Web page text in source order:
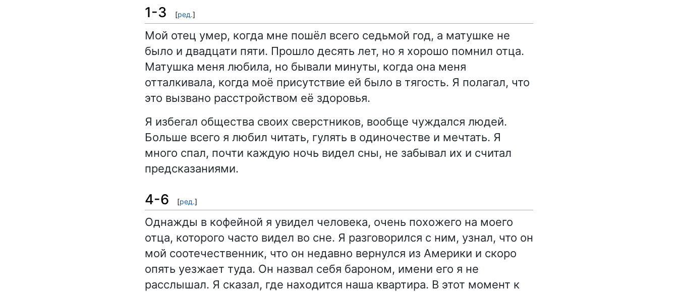
1-3 [ред.]
Мой отец умер, когда мне пошёл всего седьмой год, а матушке не
было и двадцати пяти. Прошло десять лет, но я хорошо помнил отца.
Матушка меня любила, но бывали минуты, когда она меня
отталкивала, когда моё присутствие ей было в тягость. Я полагал, что
это вызвано расстройством её здоровья.
Я избегал общества своих сверстников, вообще чуждался людей.
Больше всего я любил читать, гулять в одиночестве и мечтать. Я
много спал, почти каждую ночь видел сны, не забывал их и считал
предсказаниями.
4-6 [ред.]
Однажды в кофейной я увидел человека, очень похожего на моего
отца, которого часто видел во сне. Я разговорился с ним, узнал, что он
мой соотечественник, что он недавно вернулся из Америки и скоро
опять уезжает туда. Он назвал себя бароном, имени его я не
расслышал. Я сказал, где находится наша квартира. В этот момент к